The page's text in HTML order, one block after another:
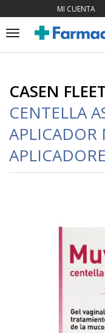
MI CUENTA
Toggle
CASEN
CENTELLA
APLICADOR